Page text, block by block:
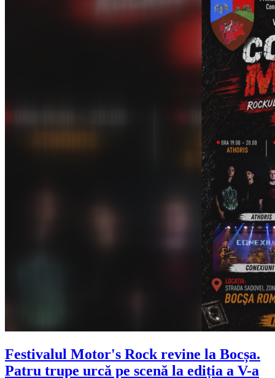
Festivalul Motor's Rock revine la Bocșa.
Patru trupe urcă pe scenă la ediția a V-a